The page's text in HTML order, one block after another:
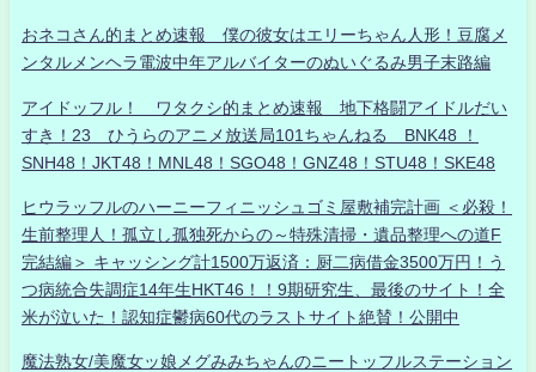
おネコさん的まとめ速報 僕の彼女はエリーちゃん人形！豆腐メ
ンタルメンヘラ電波中年アルバイターのぬいぐるみ男子末路編
アイドッフル！ ワタクシ的まとめ速報 地下格闘アイドルだい
すき！23 ひうらのアニメ放送局101ちゃんねる BNK48 ！
SNH48！JKT48！MNL48！SGO48！GNZ48！STU48！SKE48
ヒウラッフルのハーニーフィニッシュゴミ屋敷補完計画 ＜必殺！
生前整理人！孤立し孤独死からの～特殊清掃・遺品整理への道F
完結編＞ キャッシング計1500万返済：厨二病借金3500万円！う
つ病統合失調症14年生HKT46！！9期研究生、最後のサイト！全
米が泣いた！認知症鬱病60代のラストサイト絶賛！公開中
魔法熟女/美魔女ッ娘メグみみちゃんのニートッフルステーション